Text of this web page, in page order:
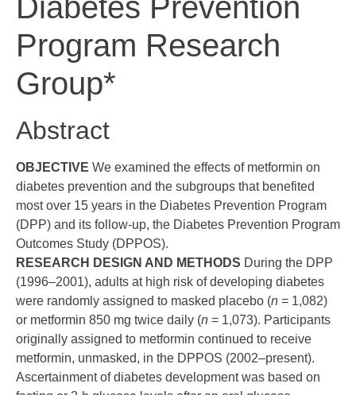
Diabetes Prevention
Program Research
Group*
Abstract
OBJECTIVE We examined the effects of metformin on
diabetes prevention and the subgroups that benefited
most over 15 years in the Diabetes Prevention Program
(DPP) and its follow-up, the Diabetes Prevention Program
Outcomes Study (DPPOS).
RESEARCH DESIGN AND METHODS During the DPP
(1996–2001), adults at high risk of developing diabetes
were randomly assigned to masked placebo (n = 1,082)
or metformin 850 mg twice daily (n = 1,073). Participants
originally assigned to metformin continued to receive
metformin, unmasked, in the DPPOS (2002–present).
Ascertainment of diabetes development was based on